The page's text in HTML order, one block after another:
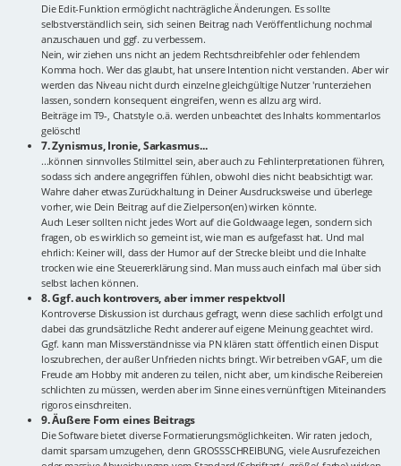
Die Edit-Funktion ermöglicht nachträgliche Änderungen. Es sollte
selbstverständlich sein, sich seinen Beitrag nach Veröffentlichung nochmal
anzuschauen und ggf. zu verbessern.
Nein, wir ziehen uns nicht an jedem Rechtschreibfehler oder fehlendem
Komma hoch. Wer das glaubt, hat unsere Intention nicht verstanden. Aber wir
werden das Niveau nicht durch einzelne gleichgültige Nutzer 'runterziehen
lassen, sondern konsequent eingreifen, wenn es allzu arg wird.
Beiträge im T9-, Chatstyle o.ä. werden unbeachtet des Inhalts kommentarlos
gelöscht!
7. Zynismus, Ironie, Sarkasmus...
...können sinnvolles Stilmittel sein, aber auch zu Fehlinterpretationen führen,
sodass sich andere angegriffen fühlen, obwohl dies nicht beabsichtigt war.
Wahre daher etwas Zurückhaltung in Deiner Ausdrucksweise und überlege
vorher, wie Dein Beitrag auf die Zielperson(en) wirken könnte.
Auch Leser sollten nicht jedes Wort auf die Goldwaage legen, sondern sich
fragen, ob es wirklich so gemeint ist, wie man es aufgefasst hat. Und mal
ehrlich: Keiner will, dass der Humor auf der Strecke bleibt und die Inhalte
trocken wie eine Steuererklärung sind. Man muss auch einfach mal über sich
selbst lachen können.
8. Ggf. auch kontrovers, aber immer respektvoll
Kontroverse Diskussion ist durchaus gefragt, wenn diese sachlich erfolgt und
dabei das grundsätzliche Recht anderer auf eigene Meinung geachtet wird.
Ggf. kann man Missverständnisse via PN klären statt öffentlich einen Disput
loszubrechen, der außer Unfrieden nichts bringt. Wir betreiben vGAF, um die
Freude am Hobby mit anderen zu teilen, nicht aber, um kindische Reibereien
schlichten zu müssen, werden aber im Sinne eines vernünftigen Miteinanders
rigoros einschreiten.
9. Äußere Form eines Beitrags
Die Software bietet diverse Formatierungsmöglichkeiten. Wir raten jedoch,
damit sparsam umzugehen, denn GROSSSCHREIBUNG, viele Ausrufezeichen